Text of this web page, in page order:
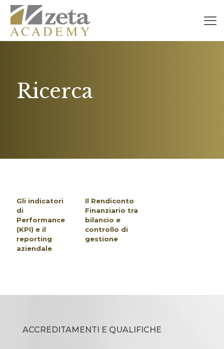
Ricerca
Gli indicatori
di
Performance
(KPI) e il
reporting
aziendale
Il Rendiconto
Finanziario tra
bilancio e
controllo di
gestione
ACCREDITAMENTI E QUALIFICHE